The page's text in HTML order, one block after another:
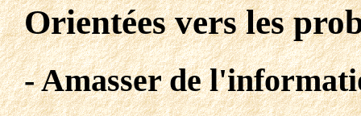
Orientées vers les
- Amasser de